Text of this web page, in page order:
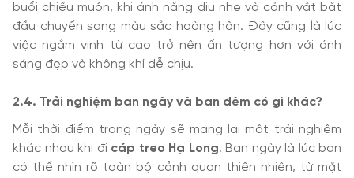
buổi chiều muộn, khi ánh nắng dịu nhẹ và cảnh vật bắt
đầu chuyển sang màu sắc hoàng hôn. Đây cũng là lúc
việc ngắm vịnh từ cao trở nên ấn tượng hơn với ánh
sáng đẹp và không khí dễ chịu.
2.4. Trải nghiệm ban ngày và ban đêm có gì khác?
Mỗi thời điểm trong ngày sẽ mang lại một trải nghiệm
khác nhau khi đi cáp treo Hạ Long. Ban ngày là lúc bạn
có thể nhìn rõ toàn bộ cảnh quan thiên nhiên, từ mặt